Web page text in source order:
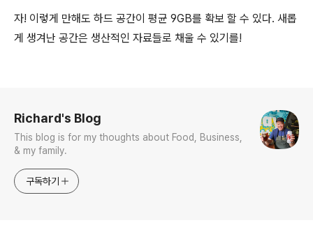
자! 이렇게 만해도 하드 공간이 평균 9GB를 확보 할 수 있다. 새롭
게 생겨난 공간은 생산적인 자료들로 채울 수 있기를!
Richard's Blog
This blog is for my thoughts about Food, Business,
& my family.
구독하기